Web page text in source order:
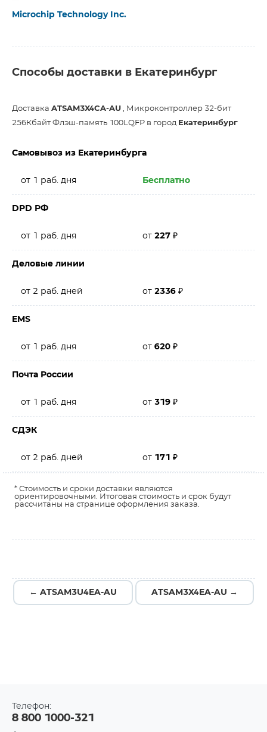
Microchip Technology Inc.
Способы доставки в Екатеринбург
Доставка ATSAM3X4CA-AU , Микроконтроллер 32-бит
256Кбайт Флэш-память 100LQFP в город Екатеринбург
Самовывоз из Екатеринбурга
от 1 раб. дня Бесплатно
DPD РФ
от 1 раб. дня от 227 ₽
Деловые линии
от 2 раб. дней от 2336 ₽
EMS
от 1 раб. дня от 620 ₽
Почта России
от 1 раб. дня от 319 ₽
СДЭК
от 2 раб. дней от 171 ₽
* Стоимость и сроки доставки являются
ориентировочными. Итоговая стоимость и срок будут
рассчитаны на странице оформления заказа.
← ATSAM3U4EA-AU ATSAM3X4EA-AU →
Телефон:
8 800 1000-321